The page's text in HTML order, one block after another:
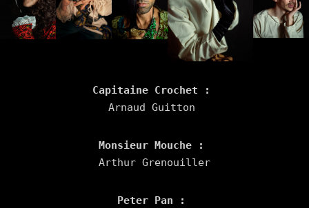
Capitaine Crochet :
Monsieur Mouche :
Arthur Grenouiller
Peter Pan :